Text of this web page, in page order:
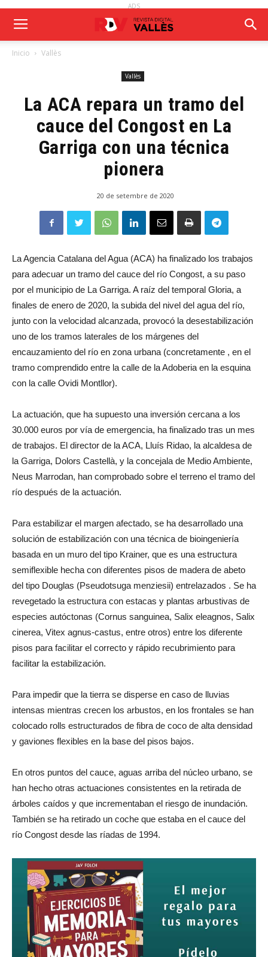
ADS
Inicio Vallès
Vallès
La ACA repara un tramo del
cauce del Congost en La
Garriga con una técnica
pionera
20 de setembre de 2020
La Agencia Catalana del Agua (ACA) ha finalizado los trabajos
para adecuar un tramo del cauce del río Congost, a su paso
por el municipio de La Garriga. A raíz del temporal Gloria, a
finales de enero de 2020, la subida del nivel del agua del río,
junto con la velocidad alcanzada, provocó la desestabilización
uno de los tramos laterales de los márgenes del
encauzamiento del río en zona urbana (concretamente , en el
tramo comprendido entre la calle de la Adoberia en la esquina
con la calle Ovidi Montllor).
La actuación, que ha supuesto una inversión cercana a los
30.000 euros por vía de emergencia, ha finalizado tras un mes
de trabajos. El director de la ACA, Lluís Ridao, la alcaldesa de
la Garriga, Dolors Castellà, y la concejala de Medio Ambiente,
Neus Marrodan, han comprobado sobre el terreno el tramo del
río después de la actuación.
Para estabilizar el margen afectado, se ha desarrollado una
solución de estabilización con una técnica de bioingeniería
basada en un muro del tipo Krainer, que es una estructura
semiflexible hecha con diferentes pisos de madera de abeto
del tipo Douglas (Pseudotsuga menziesii) entrelazados . Se ha
revegetado la estructura con estacas y plantas arbustivas de
especies autóctonas (Cornus sanguinea, Salix eleagnos, Salix
cinerea, Vitex agnus-castus, entre otros) entre los diferente
pisos para facilitar el correcto y rápido recubrimiento para
facilitar la estabilización.
Para impedir que la tierra se disperse en caso de lluvias
intensas mientras crecen los arbustos, en los frontales se han
colocado rolls estructurados de fibra de coco de alta densidad
y gaviones flexibles en la base del pisos bajos.
En otros puntos del cauce, aguas arriba del núcleo urbano, se
han hecho otras actuaciones consistentes en la retirada de
árboles caídos y que incrementaban el riesgo de inundación.
También se ha retirado un coche que estaba en el cauce del
río Congost desde las ríadas de 1994.